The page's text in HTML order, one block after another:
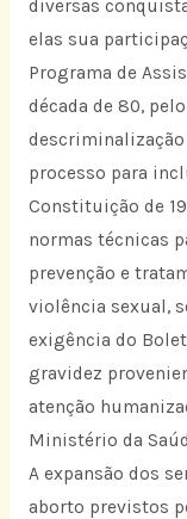
diversas
elas sua
Programa de
década de 80,
processo para
Constituição de
normas técnicas
prevenção e
violência sexual,
exigência do
gravidez
atenção
Ministério da
A expansão dos
aborto previstos